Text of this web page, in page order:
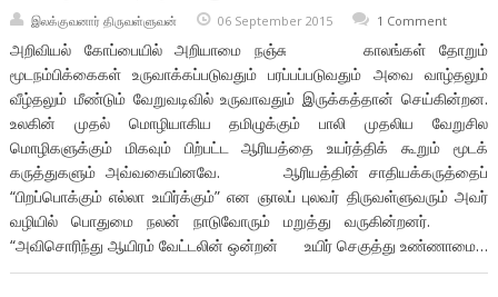
இலக்குவனார் திருவள்ளுவன் 06 September 2015 1 Comment
அறிவியல் கோப்பையில் அறியாமை நஞ்சு காலங்கள் தோறும்
மூடநம்பிக்கைகள் உருவாக்கப்படுவதும் பரப்பப்படுவதும் அவை வாழ்தலும்
வீழ்தலும் மீண்டும் வேறுவடிவில் உருவாவதும் இருக்கத்தான் செய்கின்றன.
உலகின் முதல் மொழியாகிய தமிழுக்கும் பாலி முதலிய வேறுசில
மொழிகளுக்கும் மிகவும் பிற்பட்ட ஆரியத்தை உயர்த்திக் கூறும் மூடக்
கருத்துகளும் அவ்வகையினவே. ஆரியத்தின் சாதியக்கருத்தைப்
“பிறப்பொக்கும் எல்லா உயிர்க்கும்” என ஞாலப் புலவர் திருவள்ளுவரும் அவர்
வழியில் பொதுமை நலன் நாடுவோரும் மறுத்து வருகின்றனர்.
“அவிசொரிந்து ஆயிரம் வேட்டலின் ஒன்றன் உயிர் செகுத்து உண்ணாமை…